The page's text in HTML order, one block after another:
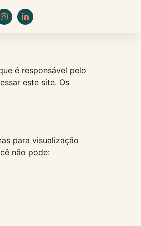
é responsável pelo
este site. Os
para visualização
não pode: